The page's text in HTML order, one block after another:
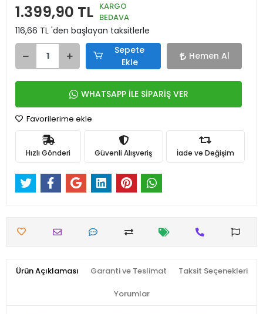
1.399,90 TL KARGO
BEDAVA
116,66 TL 'den başlayan taksitlerle
Sepete
Ekle
Hemen Al
WHATSAPP İLE SİPARİŞ VER
Favorilerime ekle
Hızlı Gönderi Güvenli Alışveriş İade ve Değişim
Ürün Açıklaması Garanti ve Teslimat Taksit Seçenekleri
Yorumlar